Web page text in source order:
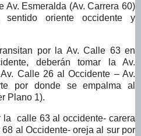
Av. Esmeralda (Av. Carrera 60)
oriente occidente y
por la Av. Calle 63 en
deberán tomar la Av.
Calle 26 al Occidente – Av.
por donde se empalma al
Plano 1).
la calle 63 al occidente- carera
al Occidente- oreja al sur por